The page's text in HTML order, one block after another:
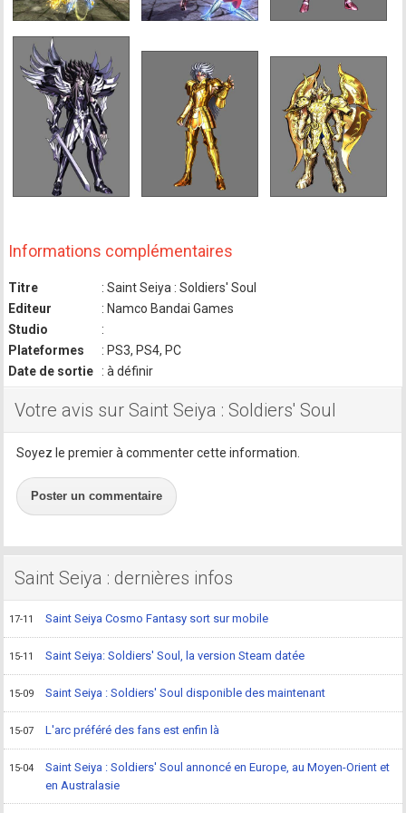
Informations complémentaires
Titre
: Saint Seiya : Soldiers' Soul
Editeur
: Namco Bandai Games
Studio
:
Plateformes
: PS3, PS4, PC
Date de sortie
: à définir
Votre avis sur Saint Seiya : Soldiers' Soul
Soyez le premier à commenter cette information.
Poster un commentaire
Saint Seiya : dernières infos
17-11 Saint Seiya Cosmo Fantasy sort sur mobile
15-11 Saint Seiya: Soldiers' Soul, la version Steam datée
15-09 Saint Seiya : Soldiers' Soul disponible des maintenant
15-07 L'arc préféré des fans est enfin là
15-04
Saint Seiya : Soldiers' Soul annoncé en Europe, au Moyen-Orient et
en Australasie